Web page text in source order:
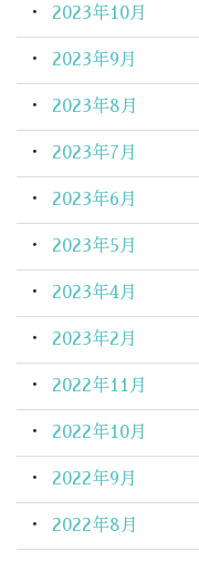
2023年10月
2023年9月
2023年8月
2023年7月
2023年6月
2023年5月
2023年4月
2023年2月
2022年11月
2022年10月
2022年9月
2022年8月